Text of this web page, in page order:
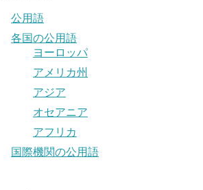
公用語
各国の公用語
ヨーロッパ
アメリカ州
アジア
オセアニア
アフリカ
国際機関の公用語